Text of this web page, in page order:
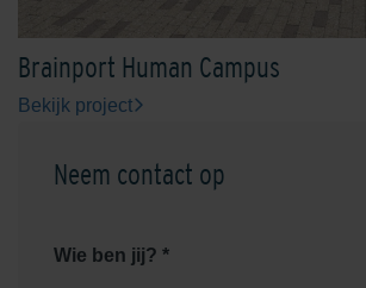
Brainport Human Campus
Bekijk project
Neem contact op
Wie ben jij? *